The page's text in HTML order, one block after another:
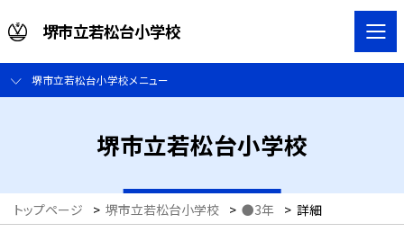
堺市立若松台小学校
堺市立若松台小学校メニュー
堺市立若松台小学校
トップページ > 堺市立若松台小学校 > ●3年 > 詳細